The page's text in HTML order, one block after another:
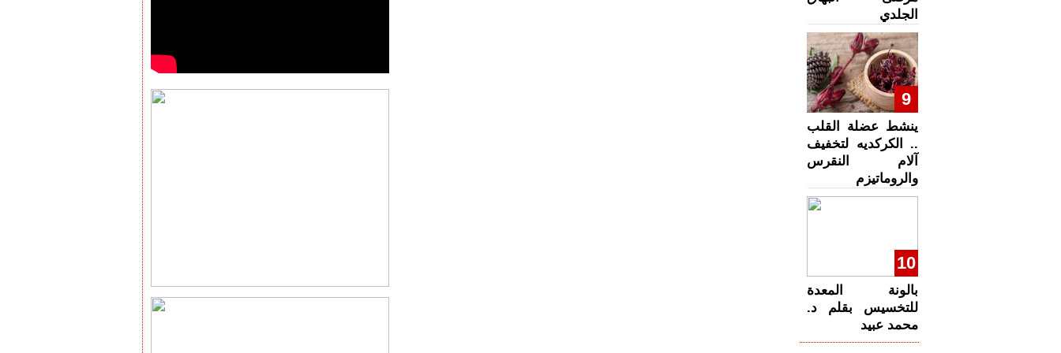
الجلدي
9
ينشط عضلة القلب
.. الكركديه لتخفيف
آلام النقرس
والروماتيزم
10
بالونة المعدة
للتخسيس بقلم د.
محمد عبيد